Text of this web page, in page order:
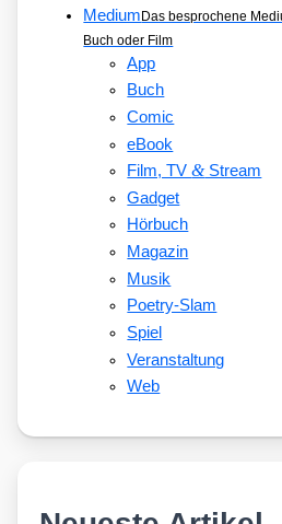
MediumDas besprochene
Buch oder Film
App
Buch
Comic
eBook
Film, TV&Stream
Gadget
Hörbuch
Magazin
Musik
Poetry-Slam
Spiel
Veranstaltung
Web